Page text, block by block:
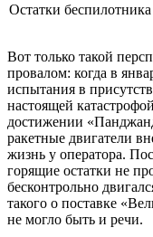
Остатки
Вот только такой
провалом: когда в
испытания в
настоящей
достижении
ракетные двигатели
жизнь у оператора.
горящие остатки не
бесконтрольно
такого о поставке
не могло быть и речи.